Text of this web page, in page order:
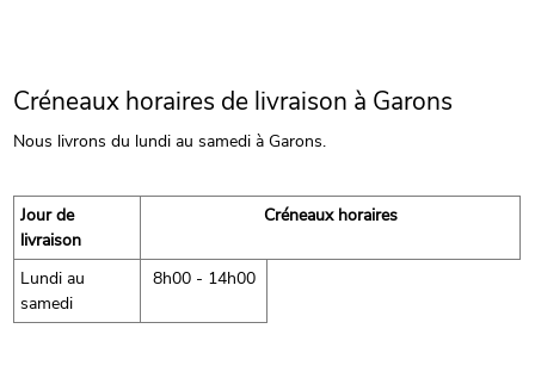
Créneaux horaires de livraison à Garons
Nous livrons du lundi au samedi à Garons.
Jour de
livraison
Créneaux horaires
Lundi au
samedi
8h00 - 14h00